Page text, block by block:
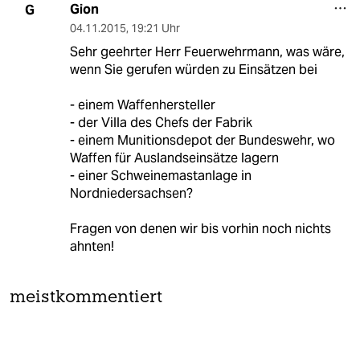
G Gion
04.11.2015, 19:21 Uhr
Sehr geehrter Herr Feuerwehrmann, was wäre,
wenn Sie gerufen würden zu Einsätzen bei
- einem Waffenhersteller
- der Villa des Chefs der Fabrik
- einem Munitionsdepot der Bundeswehr, wo
Waffen für Auslandseinsätze lagern
- einer Schweinemastanlage in
Nordniedersachsen?
Fragen von denen wir bis vorhin noch nichts
ahnten!
meistkommentiert